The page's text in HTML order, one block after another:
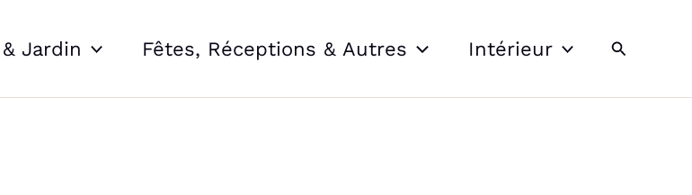
Jardin Fêtes, Réceptions & Autres Intérieur